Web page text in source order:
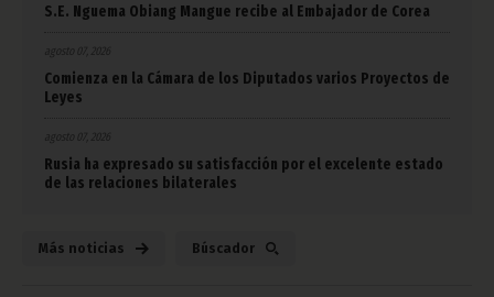
S.E. Nguema Obiang Mangue recibe al Embajador de Corea
agosto 07, 2026
Comienza en la Cámara de los Diputados varios Proyectos de
Leyes
agosto 07, 2026
Rusia ha expresado su satisfacción por el excelente estado
de las relaciones bilaterales
Más noticias Búscador